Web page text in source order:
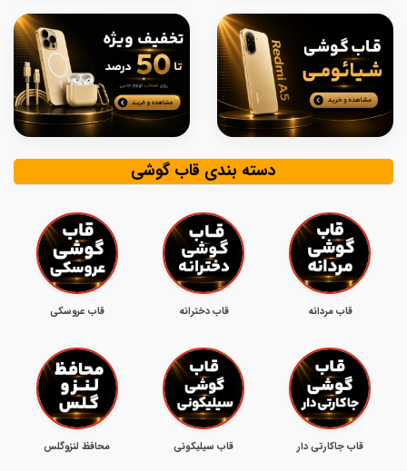
دسته بندی قاب گوشی
قاب مردانه قاب دخترانه قاب عروسکی
قاب جاکارتی دار قاب سیلیکونی محافظ لنزوگلس